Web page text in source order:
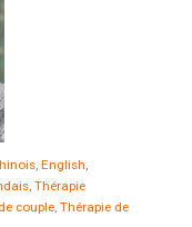
, English,
, Thérapie
couple, Thérapie de